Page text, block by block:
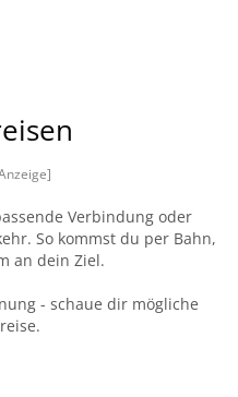
Verbindung oder
So kommst du per Bahn,
an dein Ziel.
- schaue dir mögliche